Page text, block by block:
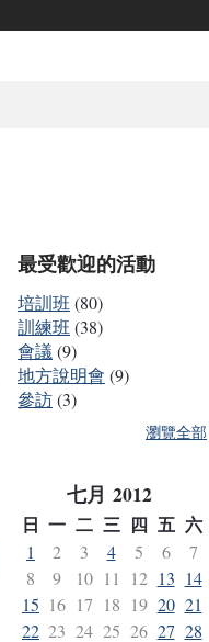
最受歡迎的活動
培訓班 (80)
訓練班 (38)
會議 (9)
地方說明會 (9)
參訪(3)
瀏覽全部
七月 2012
日 一 二 三 四 五 六
1 2 3 4 5 6
7
8
9 10 11 12 13 14
15 16 17 18 19 20 21
22 23 24 25 26 27 28